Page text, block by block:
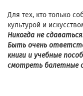
Для тех, кто только
культурой и
Никогда не
Быть очень
книги и учебные
смотреть балетные